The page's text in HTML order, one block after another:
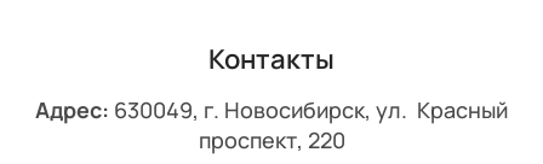
Контакты
Адрес: 630049, г. Новосибирск, ул. Красный
проспект, 220